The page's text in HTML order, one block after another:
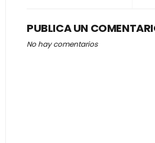
PUBLICA UN
No hay comentarios